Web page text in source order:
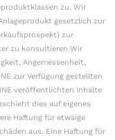
zu. Wir
gesetzlich zur
zur
zu konsultieren.Wir
Angemessenheit,
zur Verfügung gestellten
veröffentlichten Inhalte
dies auf eigenes
Haftung für etwaige
aus. Eine Haftung für